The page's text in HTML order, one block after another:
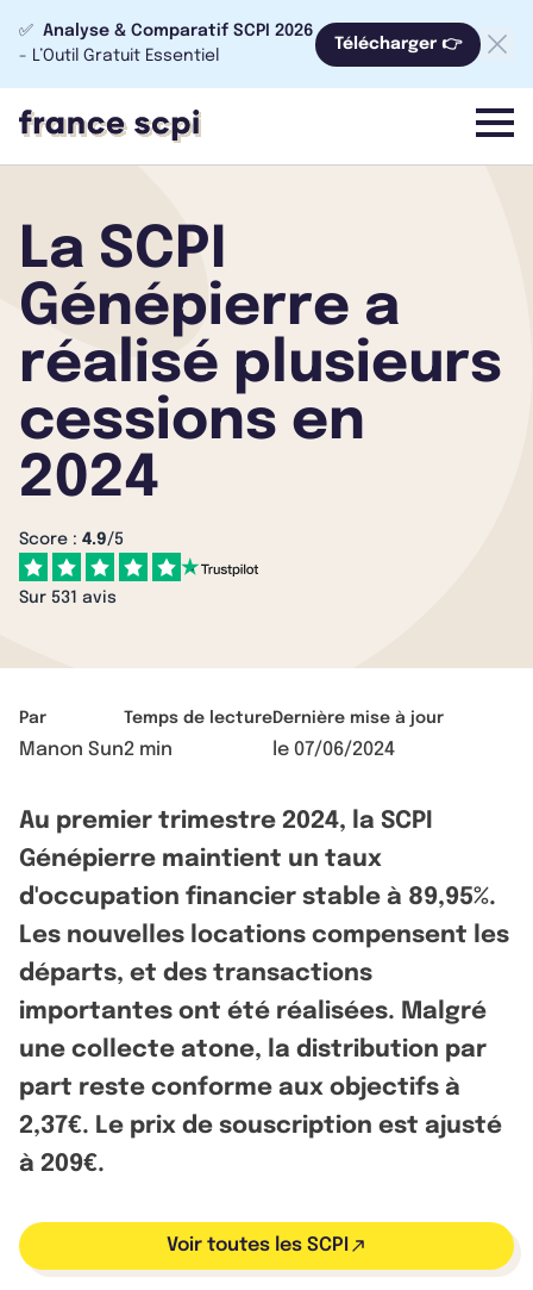
✅ Analyse & Comparatif SCPI 2026
- L’Outil Gratuit Essentiel
Télécharger 👉
menu
La SCPI
Génépierre a
réalisé plusieurs
cessions en
2024
Score : 4.9/5
Sur 531 avis
Par
Manon Sun
Temps de lecture
2 min
Dernière mise à jour
le 07/06/2024
Au premier trimestre 2024, la SCPI
Génépierre maintient un taux
d'occupation financier stable à 89,95%.
Les nouvelles locations compensent les
départs, et des transactions
importantes ont été réalisées. Malgré
une collecte atone, la distribution par
part reste conforme aux objectifs à
2,37€. Le prix de souscription est ajusté
à 209€.
Voir toutes les SCPI